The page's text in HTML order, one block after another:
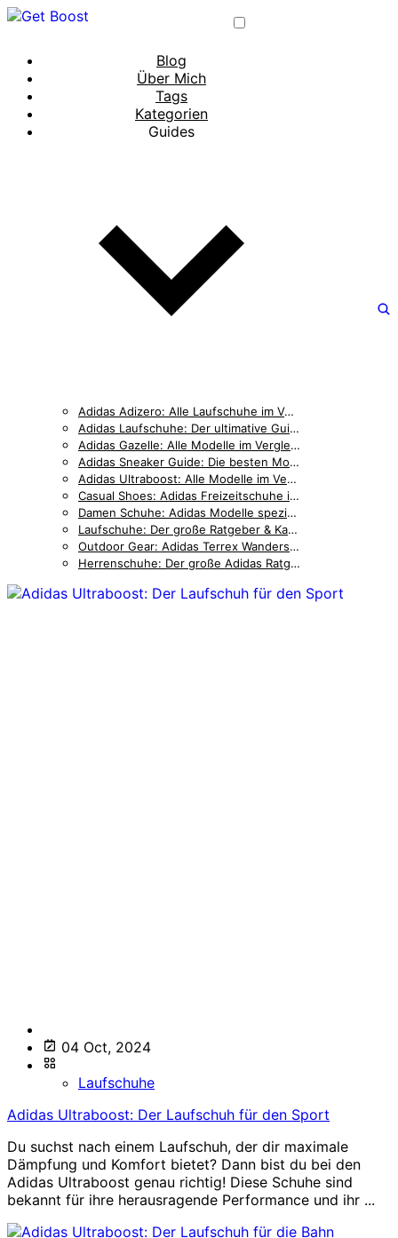
Blog
Über Mich
Tags
Kategorien
Guides
Adidas Adizero: Alle Laufschuhe im Vergleich — Pro, Boston, SL & mehr [2026]
Adidas Laufschuhe: Der ultimative Guide für jeden Läufer
Adidas Gazelle: Alle Modelle im Vergleich — Bold, Indoor & Classic [2026]
Adidas Sneaker Guide: Die besten Modelle für Lifestyle und Alltag
Adidas Ultraboost: Alle Modelle im Vergleich — Light, DNA & Gore-Tex [2026]
Casual Shoes: Adidas Freizeitschuhe im Überblick
Damen Schuhe: Adidas Modelle speziell für Frauen
Laufschuhe: Der große Ratgeber & Kaufberatung
Outdoor Gear: Adidas Terrex Wanderschuhe & Trail-Running
Herrenschuhe: Der große Adidas Ratgeber & Kaufberatung
04 Oct, 2024
Laufschuhe
Adidas Ultraboost: Der Laufschuh für den Sport
Du suchst nach einem Laufschuh, der dir maximale
Dämpfung und Komfort bietet? Dann bist du bei den
Adidas Ultraboost genau richtig! Diese Schuhe sind
bekannt für ihre herausragende Performance und ihr ...